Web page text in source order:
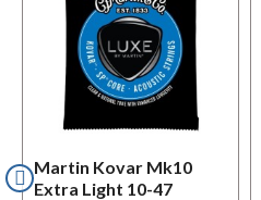
Martin Kovar Mk10
Extra Light 10-47